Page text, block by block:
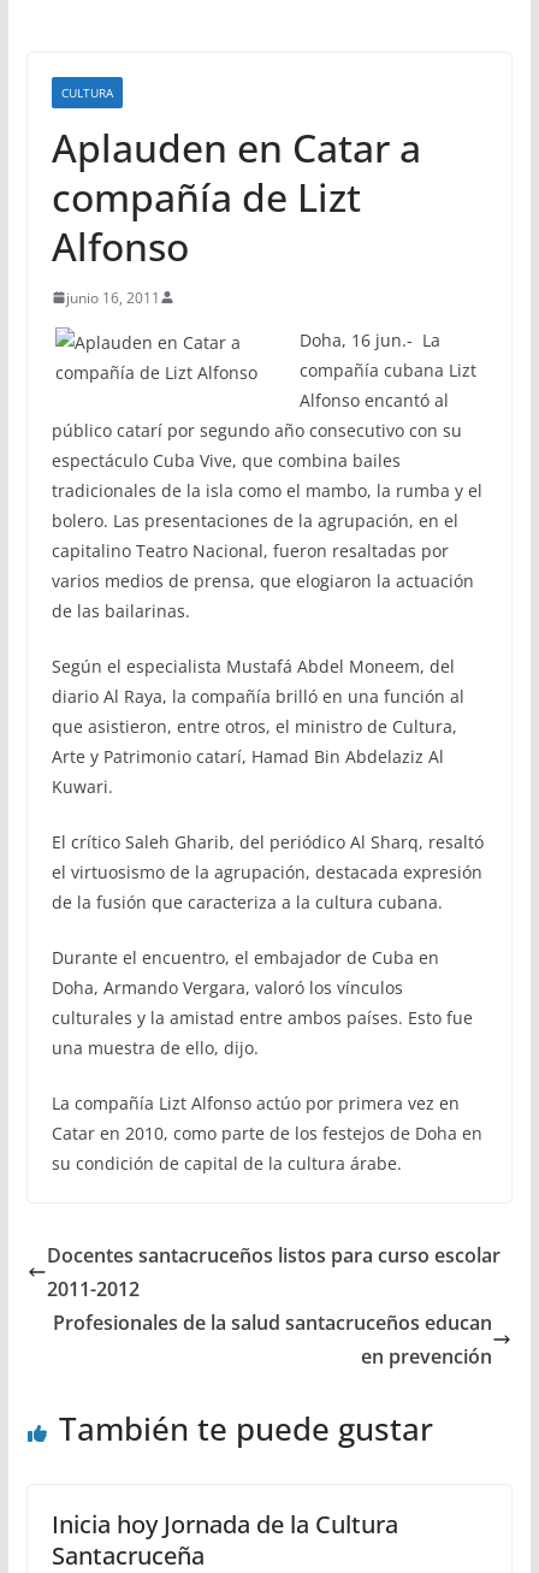
CULTURA
Aplauden en Catar a
compañía de Lizt
Alfonso
junio 16, 2011
Doha, 16 jun.- La
compañía cubana Lizt
Alfonso encantó al
público catarí por segundo año consecutivo con su
espectáculo Cuba Vive, que combina bailes
tradicionales de la isla como el mambo, la rumba y el
bolero. Las presentaciones de la agrupación, en el
capitalino Teatro Nacional, fueron resaltadas por
varios medios de prensa, que elogiaron la actuación
de las bailarinas.
Según el especialista Mustafá Abdel Moneem, del
diario Al Raya, la compañía brilló en una función al
que asistieron, entre otros, el ministro de Cultura,
Arte y Patrimonio catarí, Hamad Bin Abdelaziz Al
Kuwari.
El crítico Saleh Gharib, del periódico Al Sharq, resaltó
el virtuosismo de la agrupación, destacada expresión
de la fusión que caracteriza a la cultura cubana.
Durante el encuentro, el embajador de Cuba en
Doha, Armando Vergara, valoró los vínculos
culturales y la amistad entre ambos países. Esto fue
una muestra de ello, dijo.
La compañía Lizt Alfonso actúo por primera vez en
Catar en 2010, como parte de los festejos de Doha en
su condición de capital de la cultura árabe.
Docentes santacruceños listos para curso escolar
2011-2012
Profesionales de la salud santacruceños educan
en prevención
También te puede gustar
Inicia hoy Jornada de la Cultura
Santacruceña